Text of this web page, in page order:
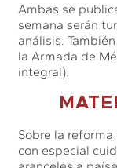
Ambas se
semana serán
análisis.
la Armada de
integral).
Sobre la
con especial